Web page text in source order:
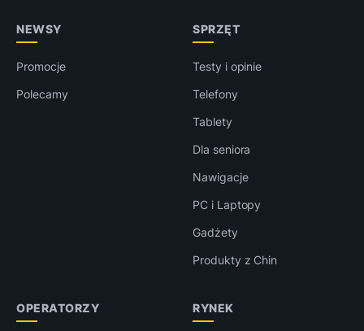
NEWSY
Promocje
Polecamy
SPRZĘT
Testy i opinie
Telefony
Tablety
Dla seniora
Nawigacje
PC i Laptopy
Gadżety
Produkty z Chin
OPERATORZY RYNEK